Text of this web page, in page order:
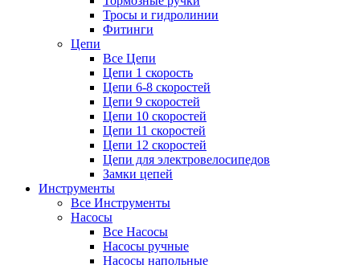
Тросы и гидролинии
Фитинги
Цепи
Все Цепи
Цепи 1 скорость
Цепи 6-8 скоростей
Цепи 9 скоростей
Цепи 10 скоростей
Цепи 11 скоростей
Цепи 12 скоростей
Цепи для электровелосипедов
Замки цепей
Инструменты
Все Инструменты
Насосы
Все Насосы
Насосы ручные
Насосы напольные